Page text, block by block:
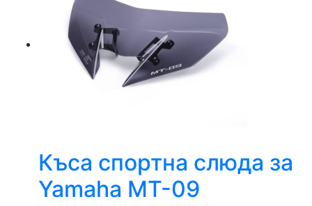
Къса спортна слюда за
Yamaha MT-09